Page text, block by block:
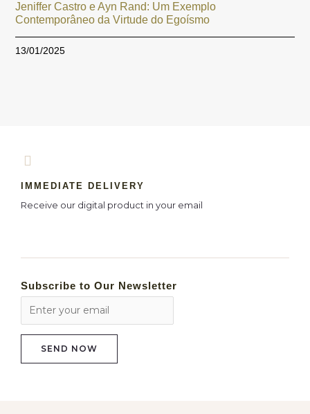
Jeniffer Castro e Ayn Rand: Um Exemplo
Contemporâneo da Virtude do Egoísmo
13/01/2025
IMMEDIATE DELIVERY
Receive our digital product in your email
Subscribe to Our Newsletter